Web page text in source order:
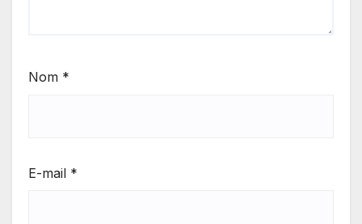
Nom *
E-mail *